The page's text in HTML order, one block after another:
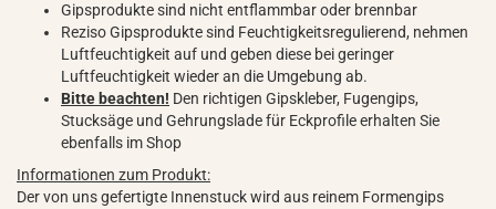
Gipsprodukte sind nicht entflammbar oder brennbar
Reziso Gipsprodukte sind Feuchtigkeitsregulierend, nehmen
Luftfeuchtigkeit auf und geben diese bei geringer
Luftfeuchtigkeit wieder an die Umgebung ab.
Bitte beachten! Den richtigen Gipskleber, Fugengips,
Stucksäge und Gehrungslade für Eckprofile erhalten Sie
ebenfalls im Shop
Informationen zum Produkt:
Der von uns gefertigte Innenstuck wird aus reinem Formengips